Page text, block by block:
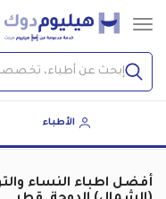
إبحث عن أطباء،
الأطباء
أفضل اطباء النساء